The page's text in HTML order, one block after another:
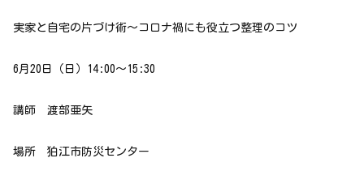
実家と自宅の片づけ術～コロナ禍にも役立つ整理のコツ
6月20日（日）14:00～15:30
講師 渡部亜矢
場所 狛江市防災センター